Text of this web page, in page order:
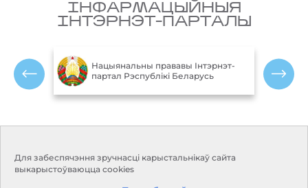
IНФАРМАЦЫЙНЫЯ
IНТЭРНЭТ-ПАРТАЛЫ
Нацыянальны прававы Інтэрнэт-
партал Рэспублікі Беларусь
Для забеспячэння зручнасці карыстальнікаў сайта
выкарыстоўваюцца cookies
Адрас:220114, г. Мінск, пр.
Незалежнасці, 110
Панядзелак-пятніца: